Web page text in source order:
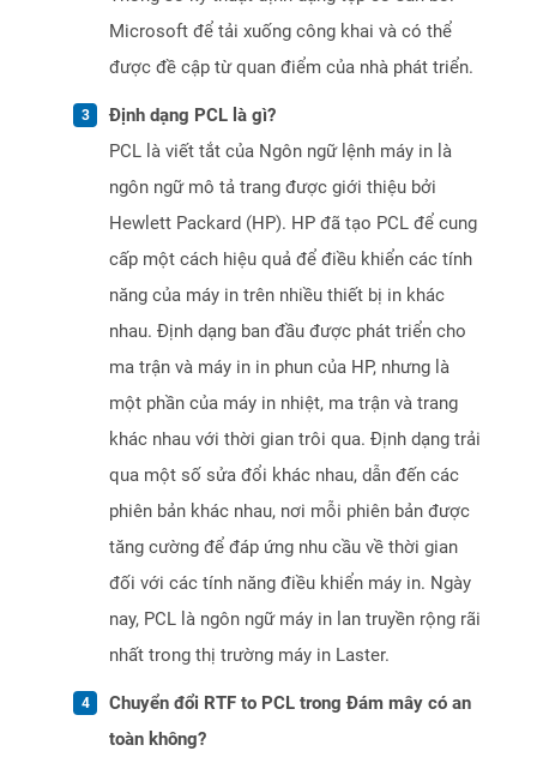
Microsoft để tải xuống công khai và có thể
được đề cập từ quan điểm của nhà phát triển.
Định dạng PCL là gì?
PCL là viết tắt của Ngôn ngữ lệnh máy in là
ngôn ngữ mô tả trang được giới thiệu bởi
Hewlett Packard (HP). HP đã tạo PCL để cung
cấp một cách hiệu quả để điều khiển các tính
năng của máy in trên nhiều thiết bị in khác
nhau. Định dạng ban đầu được phát triển cho
ma trận và máy in in phun của HP, nhưng là
một phần của máy in nhiệt, ma trận và trang
khác nhau với thời gian trôi qua. Định dạng trải
qua một số sửa đổi khác nhau, dẫn đến các
phiên bản khác nhau, nơi mỗi phiên bản được
tăng cường để đáp ứng nhu cầu về thời gian
đối với các tính năng điều khiển máy in. Ngày
nay, PCL là ngôn ngữ máy in lan truyền rộng rãi
nhất trong thị trường máy in Laster.
Chuyển đổi RTF to PCL trong Đám mây có an
toàn không?